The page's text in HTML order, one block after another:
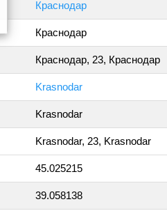
Краснодар
Краснодар
Краснодар, 23, Краснодар
Krasnodar
Krasnodar
Krasnodar, 23, Krasnodar
45.025215
39.058138